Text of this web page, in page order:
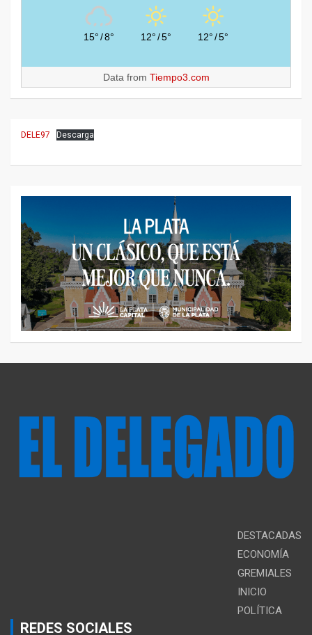
15°/8° 12°/5° 12°/5°
Data from Tiempo3.com
DELE97 Descarga
DESTACADAS
ECONOMÍA
GREMIALES
INICIO
POLÍTICA
REDES SOCIALES